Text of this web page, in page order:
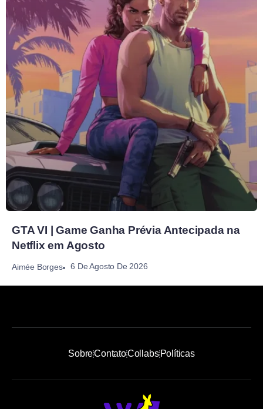
GTA VI | Game Ganha Prévia Antecipada na
Netflix em Agosto
Aimée Borges 6 De Agosto De 2026
SobreContatoCollabsPolíticas